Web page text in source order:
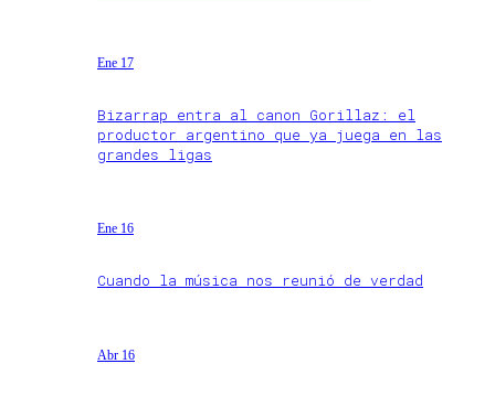
Ene 17
Bizarrap entra al canon Gorillaz: el
productor argentino que ya juega en las
grandes ligas
Ene 16
Cuando la música nos reunió de verdad
Abr 16